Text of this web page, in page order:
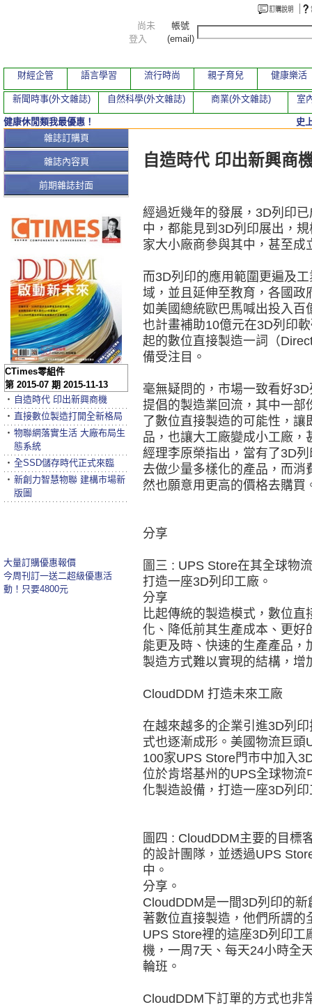
本期文章
自造時代 印出新興商
經過近幾年的發展，3D列印
中，都能見到3D列印展出，
家大小廠商參與其中，甚至成
而3D列印的應用範圍更遍及
域，並且延伸至教育，各國政
如美國總統歐巴馬喊出投入百
也計畫補助10億元在3D列印
起的數位直接製造一詞（
備受注目。
毫無疑問的，市場一致看好
提倡的製造業回流，其中一部
了數位直接製造的可能性，
品，也讓大工廠變成小工廠
經理李原榮指出，當有了3D
去做少量多樣化的產品，而
然也願意用更高的價格去購買
分享
圖三 : UPS Store在其全球物
打造一座3D列印工廠。
分享
比起傳統的製造模式，數位
化、降低前其生產成本、更好
能更及時、快速的生產產品
製造方式難以實現的結構，增
CloudDDM 打造未來工廠
在越來越多的企業引進3D列
式也逐漸成形。美國物流巨
100家UPS Store門市中加入
位於肯塔基州的UPS全球物
化製造設備，打造一座3D列印
圖四 : CloudDDM主要的目標
的設計團隊，並透過UPS
中。
分享。
CloudDDM是一間3D列印的
著數位直接製造，他們所謂
UPS Store裡的這座3D列印
機，一周7天、每天24小時全
輪班。
CloudDDM下訂單的方式也非
雜誌訂購頁
雜誌內容頁
前期雜誌封面
CTimes零組件
第 2015-07 期 2015-11-13
‧ 自造時代 印出新興商機
‧ 直接數位製造打開全新格局
‧ 物聯網落實生活 大廠布局生
態系統
‧ 全SSD儲存時代正式來臨
‧ 新創力智慧物聯 建構市場新
版圖
大量訂購優惠報價
今周刊訂一送二超級優惠活
動！只要4800元
尚未
登入
帳號
(email)
財經企管 語言學習 流行時尚 親子育兒 健康樂活
新聞時事(外文雜誌) 自然科學(外文雜誌) 商業(外文雜誌) 室
健康休閒類我最優惠！ 史